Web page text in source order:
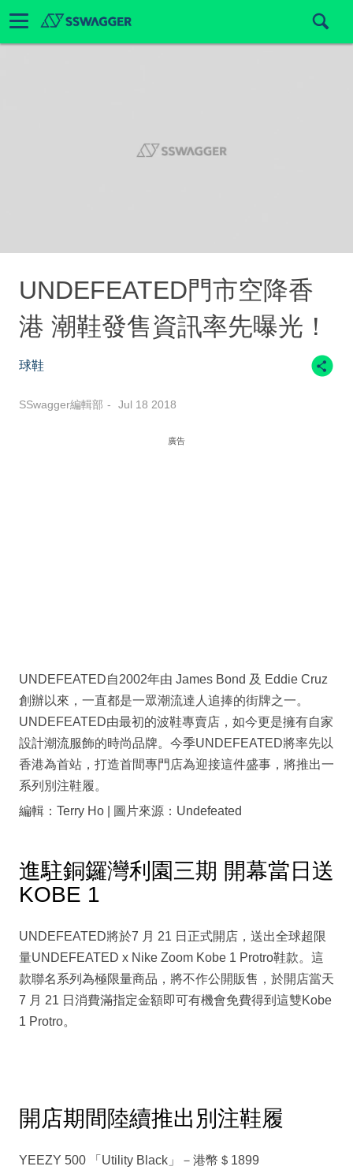
UNDEFEATED門市空降香
港 潮鞋發售資訊率先曝光！
球鞋
SSwagger編輯部 Jul 18 2018
廣告
UNDEFEATED自2002年由 James Bond 及 Eddie Cruz
創辦以來，一直都是一眾潮流達人追捧的街牌之一。
UNDEFEATED由最初的波鞋專賣店，如今更是擁有自家
設計潮流服飾的時尚品牌。今季UNDEFEATED將率先以
香港為首站，打造首間專門店為迎接這件盛事，將推出一
系列別注鞋履。
編輯：Terry Ho | 圖片來源：Undefeated
進駐銅鑼灣利園三期 開幕當日送
KOBE 1
UNDEFEATED將於7 月 21 日正式開店，送出全球超限
量UNDEFEATED x Nike Zoom Kobe 1 Protro鞋款。這
款聯名系列為極限量商品，將不作公開販售，於開店當天
7 月 21 日消費滿指定金額即可有機會免費得到這雙Kobe
1 Protro。
開店期間陸續推出別注鞋履
YEEZY 500 「Utility Black」－港幣＄1899